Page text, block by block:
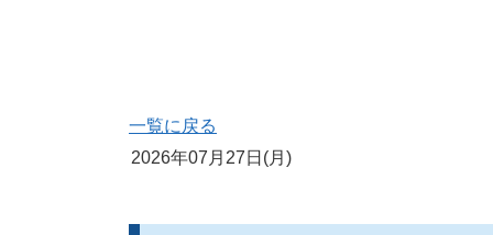
一覧に戻る
2026年07月27日(月)